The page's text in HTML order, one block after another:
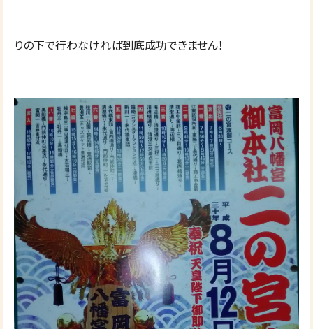
りの下で行わなければ到底成功できません！